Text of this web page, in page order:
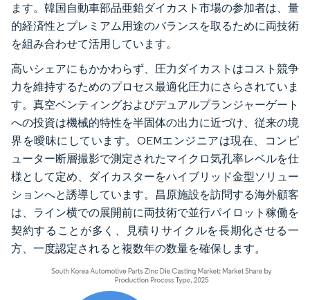
ます。韓国自動車部品亜鉛ダイカスト市場の参加者は、量
的経済性とプレミアム用途のバランスを取るために両技術
を組み合わせて活用しています。
高いシェアにもかかわらず、圧力ダイカストはコスト競争
力を維持するためのプロセス最適化圧力にさらされていま
す。真空ベンティングおよびデュアルプランジャーゲート
への投資は機械的特性を半固体の出力に近づけ、従来の境
界を曖昧にしています。OEMエンジニアは現在、コンピ
ューター断層撮影で測定されたマイクロ気孔率レベルを仕
様として定め、ダイカスターをハイブリッド金型ソリュー
ションへと誘導しています。昌原施設を訪問する海外顧客
は、ライン横での展開前に両技術で並行パイロット稼働を
契約することが多く、見積りサイクルを長期化させる一
方、一度認定されると複数年の数量を確保します。